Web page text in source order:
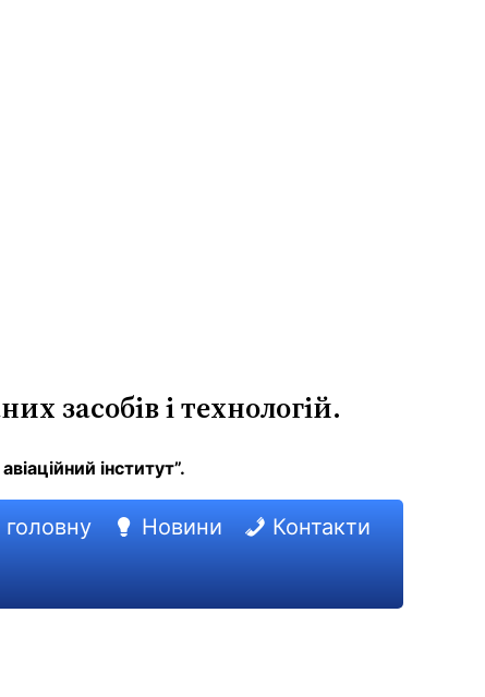
засобів і технологій.
інститут”.
Контакти
Новини